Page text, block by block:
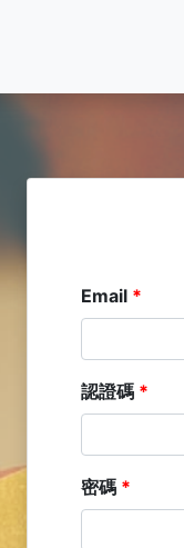
Email
認證碼
密碼